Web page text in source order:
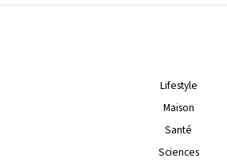
Lifestyle
Maison
Santé
Sciences